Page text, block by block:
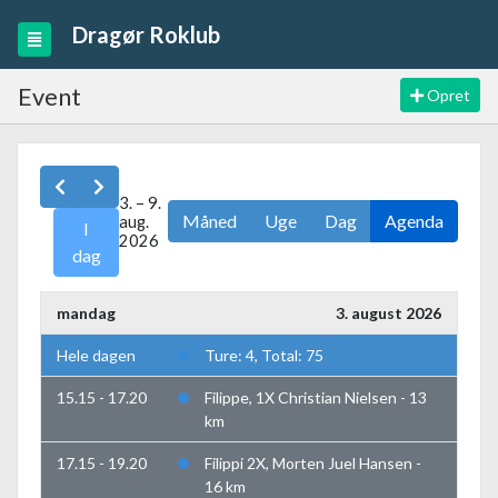
Dragør Roklub
Event Opret
I
dag
3. – 9.
aug.
2026
Måned Uge Dag Agenda
mandag 3. august 2026
Hele dagen Ture: 4, Total: 75
15.15 - 17.20
Filippe, 1X Christian Nielsen - 13
km
17.15 - 19.20
Filippi 2X, Morten Juel Hansen -
16 km